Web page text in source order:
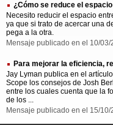
¿Cómo se reduce el
Necesito reducir el espacio
ya que si trato de acercar una
pega a la otra.
Mensaje publicado en el 10/03/
Para mejorar la eficiencia,
Jay Lyman publica en el
Scope los consejos de Josh
entre los cuales cuenta que la
de los ...
Mensaje publicado en el 15/10/